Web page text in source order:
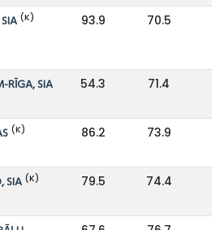
(K) 93.9 70.5
RĪGA, SIA 54.3 71.4
(K) 86.2 73.9
SIA (K) 79.5 74.4